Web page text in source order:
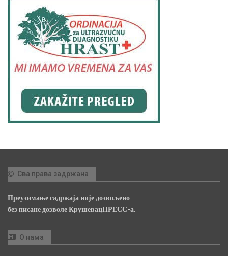
Сва права задржана
Преузимање садржаја није дозвољено
без писане дозволе КрушевацПРЕСС-а.
О нама